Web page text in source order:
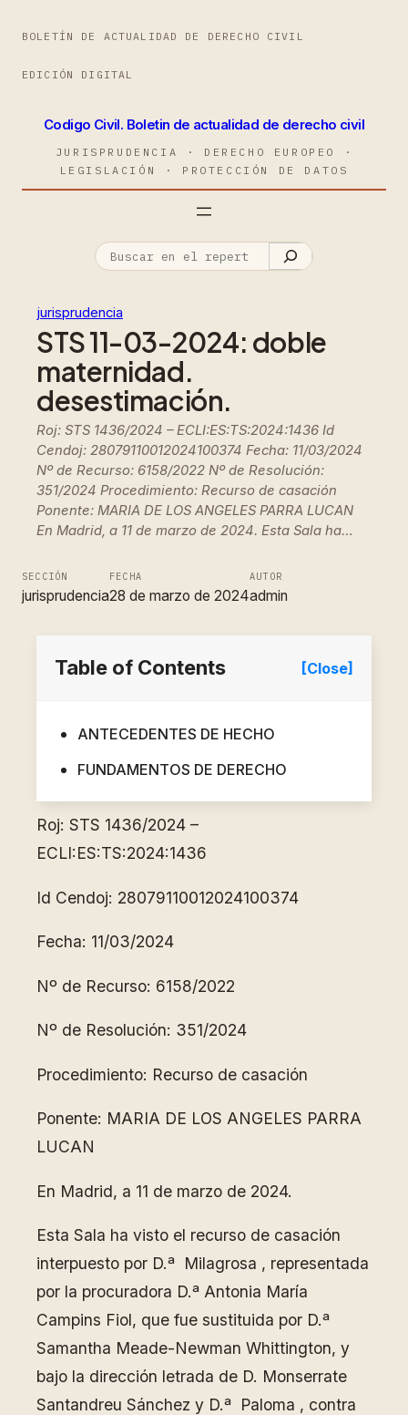
BOLETÍN DE ACTUALIDAD DE DERECHO CIVIL
EDICIÓN DIGITAL
Codigo Civil. Boletin de actualidad de derecho civil
JURISPRUDENCIA · DERECHO EUROPEO ·
LEGISLACIÓN · PROTECCIÓN DE DATOS
jurisprudencia
STS 11-03-2024: doble
maternidad.
desestimación.
Roj: STS 1436/2024 – ECLI:ES:TS:2024:1436 Id
Cendoj: 28079110012024100374 Fecha: 11/03/2024
Nº de Recurso: 6158/2022 Nº de Resolución:
351/2024 Procedimiento: Recurso de casación
Ponente: MARIA DE LOS ANGELES PARRA LUCAN
En Madrid, a 11 de marzo de 2024. Esta Sala ha…
SECCIÓN
jurisprudencia
FECHA
28 de marzo de 2024
AUTOR
admin
Table of Contents [Close]
ANTECEDENTES DE HECHO
FUNDAMENTOS DE DERECHO
Roj: STS 1436/2024 –
ECLI:ES:TS:2024:1436
Id Cendoj: 28079110012024100374
Fecha: 11/03/2024
Nº de Recurso: 6158/2022
Nº de Resolución: 351/2024
Procedimiento: Recurso de casación
Ponente: MARIA DE LOS ANGELES PARRA
LUCAN
En Madrid, a 11 de marzo de 2024.
Esta Sala ha visto el recurso de casación
interpuesto por D.ª Milagrosa , representada
por la procuradora D.ª Antonia María
Campins Fiol, que fue sustituida por D.ª
Samantha Meade-Newman Whittington, y
bajo la dirección letrada de D. Monserrate
Santandreu Sánchez y D.ª Paloma , contra